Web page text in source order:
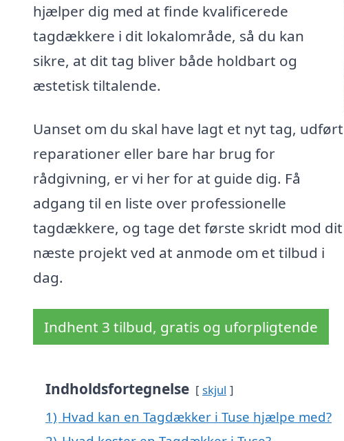
hjælper dig med at finde kvalificerede
tagdækkere i dit lokalområde, så du kan
sikre, at dit tag bliver både holdbart og
æstetisk tiltalende.
Uanset om du skal have lagt et nyt tag, udført
reparationer eller bare har brug for
rådgivning, er vi her for at guide dig. Få
adgang til en liste over professionelle
tagdækkere, og tage det første skridt mod dit
næste projekt ved at anmode om et tilbud i
dag.
Indhent 3 tilbud, gratis og uforpligtende
Indholdsfortegnelse skjul
1) Hvad kan en Tagdækker i Tuse hjælpe med?